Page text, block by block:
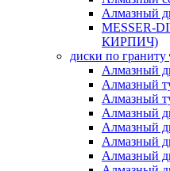
Алмазный
MESSER-
КИРПИЧ)
диски по граниту
Алмазный
Алмазный
Алмазный
Алмазный
Алмазный
Алмазный
Алмазный